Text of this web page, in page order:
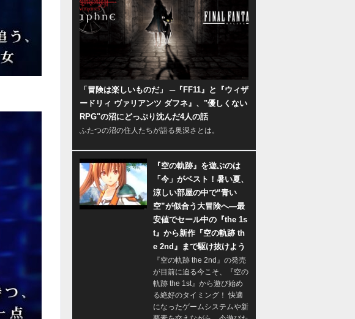
「冒険は楽しいものだ」 ─『FF11』と『ウィザ
ードリィ ヴァリアンツ ダフネ』、"優しくない
RPG"の沼にどっぷり沈んだ4人の話
ふたつの沼の住人たちが語る奥深さとは。
『空の軌跡』を遊ぶのは
「今」がベスト！暑い夏、
涼しい部屋の中で“青い
空”が似合う大冒険へ―最
安値でセール中の『the 1s
t』から新作『空の軌跡 th
e 2nd』まで駆け抜けよう
『空の軌跡 the 2nd』の発売
が目前に迫る今こそ、『空の
軌跡 the 1st』から遊び始め
る絶好のタイミング！ 快適
になったゲームシステムや新